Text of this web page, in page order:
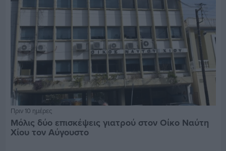
Πριν 10 ημέρες
Μόλις δύο επισκέψεις γιατρού στον Οίκο Ναύτη
Χίου τον Αύγουστο